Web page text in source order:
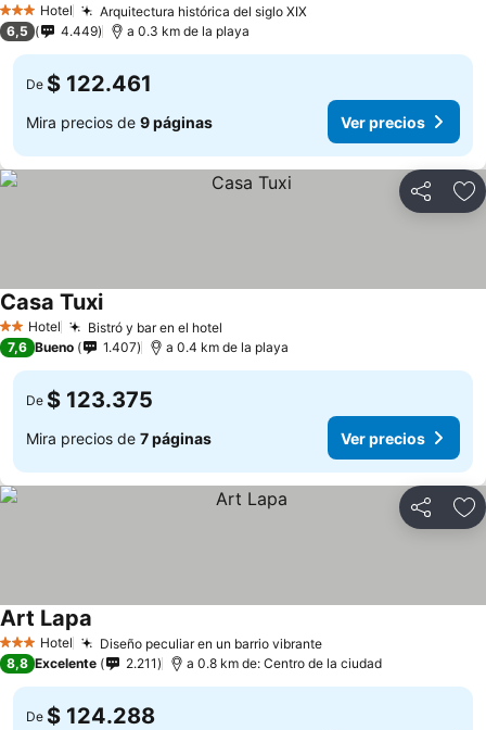
3 Estrellas
Hotel Arquitectura histórica del siglo XIX
6,5 4.449 a 0.3 km de la playa
De $ 122.461
Mira precios de 9 páginas Ver precios
Compartir
2 Estrellas
Hotel Bistró y bar en el hotel
Casa Tuxi
7,6 Bueno 1.407 a 0.4 km de la playa
De $ 123.375
Mira precios de 7 páginas Ver precios
Compartir
3 Estrellas
Hotel Diseño peculiar en un barrio vibrante
Art Lapa
8,8 Excelente 2.211 a 0.8 km de: Centro de la ciudad
De $ 124.288